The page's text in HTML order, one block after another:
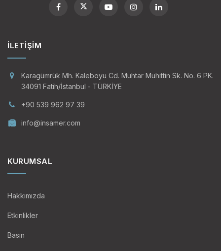
İLETIŞIM
Karagümrük Mh. Kaleboyu Cd. Muhtar Muhittin Sk. No. 6 PK.
34091 Fatih/İstanbul - TÜRKİYE
+90 539 962 97 39
info@insamer.com
KURUMSAL
Hakkımızda
Etkinlikler
Basın